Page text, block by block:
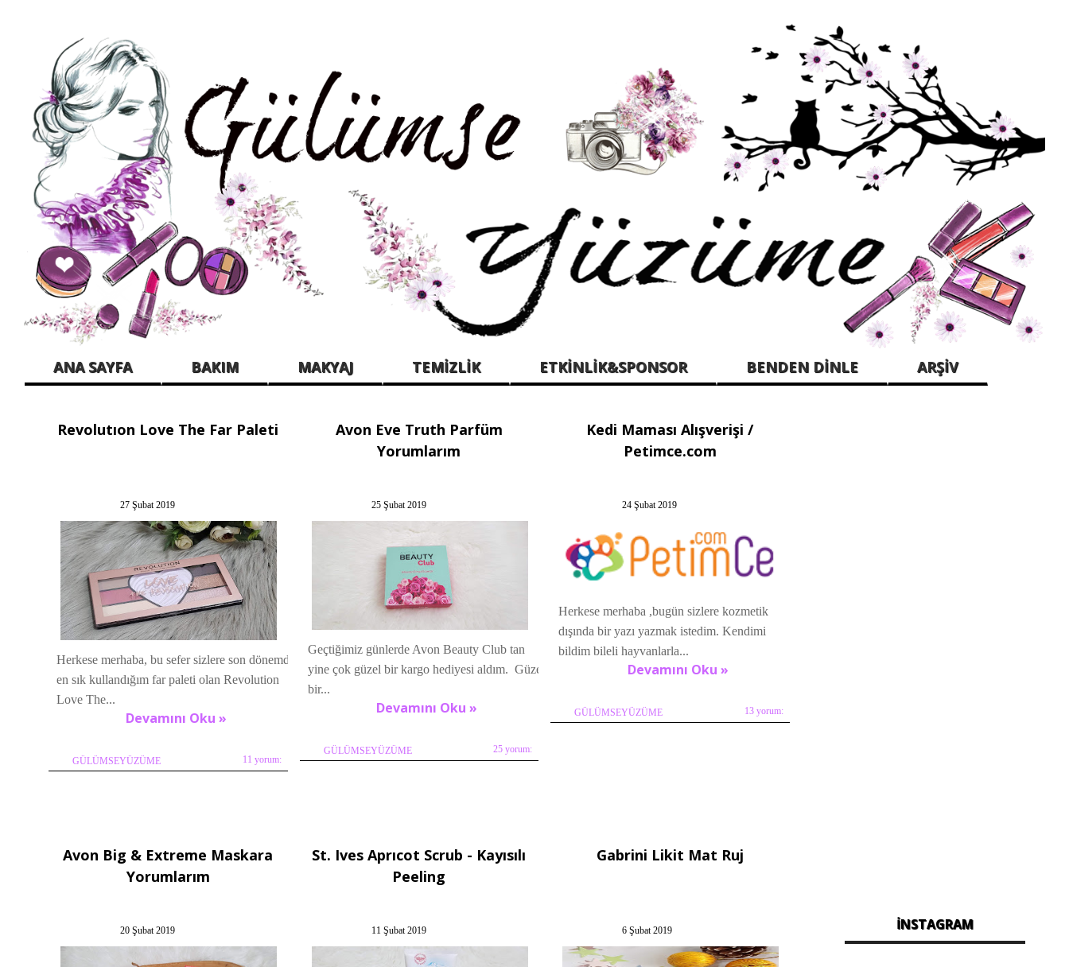
ANA SAYFA BAKIM MAKYAJ TEMİZLİK ETKİNLİK&SPONSOR BENDEN DİNLE ARŞİV
Revolutıon Love The Far Paleti
27 Şubat 2019
Herkese merhaba, bu sefer sizlere son dönemde
en sık kullandığım far paleti olan Revolution
Love The...
Devamını Oku »
GÜLÜMSEYÜZÜME 11 yorum:
Avon Eve Truth Parfüm
Yorumlarım
25 Şubat 2019
Geçtiğimiz günlerde Avon Beauty Club tan
yine çok güzel bir kargo hediyesi aldım. Güzel
bir...
Devamını Oku »
GÜLÜMSEYÜZÜME 25 yorum:
Kedi Maması Alışverişi /
Petimce.com
24 Şubat 2019
Herkese merhaba ,bugün sizlere kozmetik
dışında bir yazı yazmak istedim. Kendimi
bildim bileli hayvanlarla...
Devamını Oku »
GÜLÜMSEYÜZÜME 13 yorum:
Avon Big & Extreme Maskara
Yorumlarım
20 Şubat 2019
St. Ives Aprıcot Scrub - Kayısılı
Peeling
11 Şubat 2019
Gabrini Likit Mat Ruj
6 Şubat 2019 İNSTAGRAM